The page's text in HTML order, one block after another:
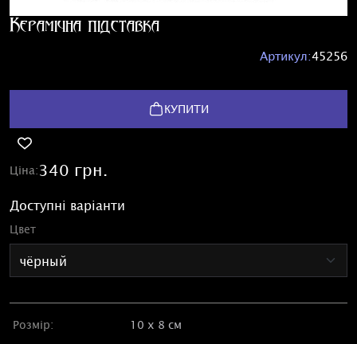
Керамічна підставка
Артикул:45256
КУПИТИ
Ціна:340 грн.
Доступні варіанти
Цвет
Розмір: 10 х 8 см